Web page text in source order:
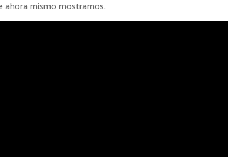
ahora mismo mostramos.